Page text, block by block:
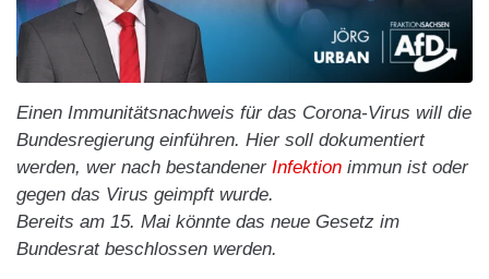
Einen Immunitätsnachweis für das Corona-Virus will die
Bundesregierung einführen. Hier soll dokumentiert
werden, wer nach bestandener Infektion immun ist oder
gegen das Virus geimpft wurde.
Bereits am 15. Mai könnte das neue Gesetz im
Bundesrat beschlossen werden.